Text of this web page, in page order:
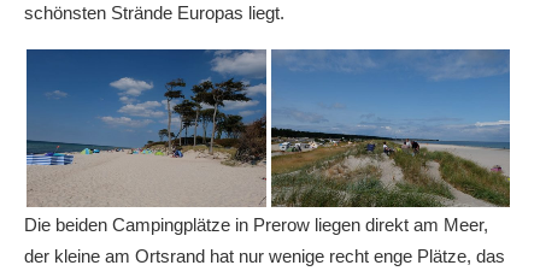
schönsten Strände Europas liegt.
Die beiden Campingplätze in Prerow liegen direkt am Meer,
der kleine am Ortsrand hat nur wenige recht enge Plätze, das